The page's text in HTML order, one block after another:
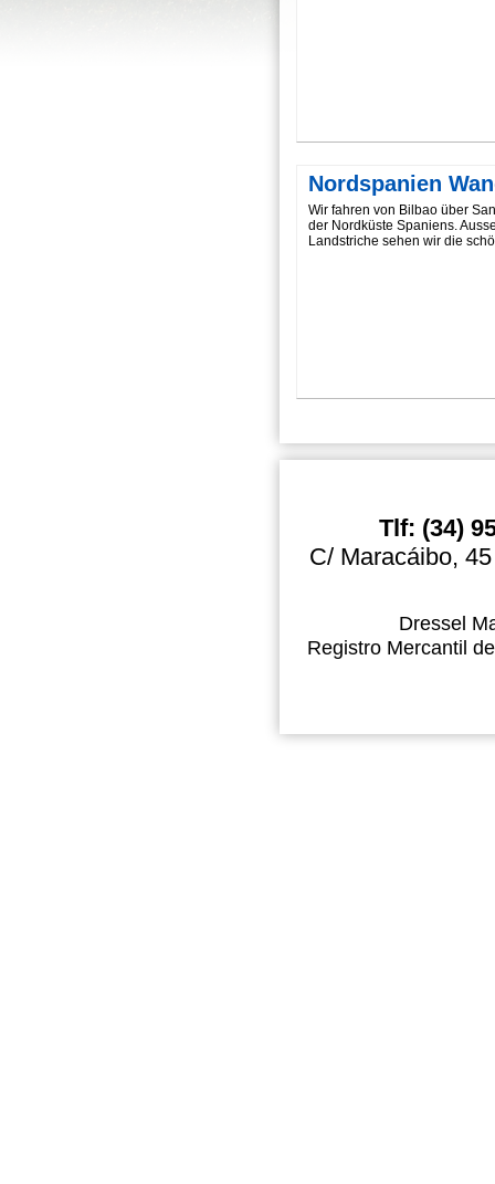
Nordspanien
Wir fahren von Bilbao über
der Nordküste Spaniens.
Landstriche sehen wir die
Tlf: (34)
C/ Maracáibo,
Dressel
Registro Mercantil